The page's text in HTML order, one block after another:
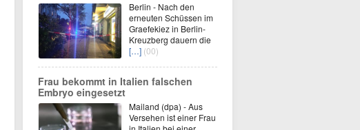
Berlin - Nach den
erneuten Schüssen im
Graefekiez in Berlin-
Kreuzberg dauern die
[…] (00)
Frau bekommt in Italien falschen
Embryo eingesetzt
Mailand (dpa) - Aus
Versehen ist einer Frau